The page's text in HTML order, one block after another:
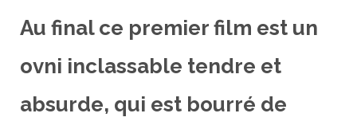
Au final ce premier film est un
ovni inclassable tendre et
absurde, qui est bourré de